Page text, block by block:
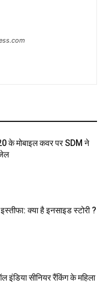
के मोबाइल कवर पर SDM ने
क्या है इनसाइड स्टोरी ?
इंडिया सीनियर रैंकिंग के महिला